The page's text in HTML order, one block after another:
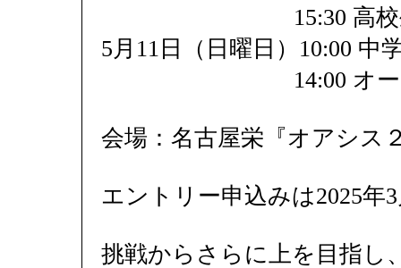
15:30 高校生シ
5月11日（日曜日）10:00 中
14:00 オープ
会場：名古屋栄『オアシス
エントリー申込みは2025年
挑戦からさらに上を目指し